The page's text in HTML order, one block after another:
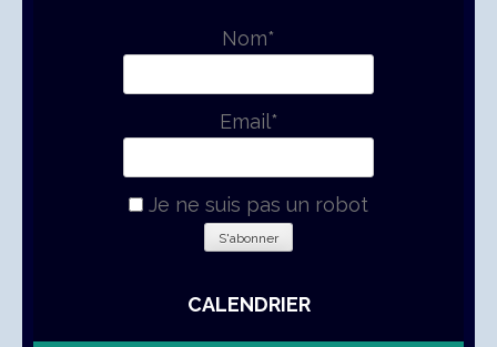
Nom*
Email*
Je ne suis pas un robot
CALENDRIER